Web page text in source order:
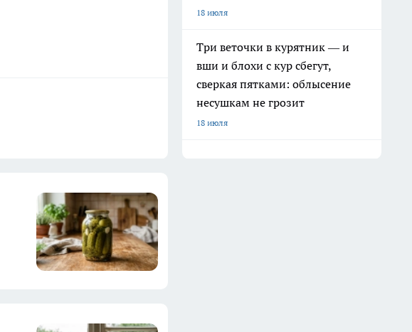
18 июля
Три веточки в курятник — и
вши и блохи с кур сбегут,
сверкая пятками: облысение
несушкам не грозит
18 июля